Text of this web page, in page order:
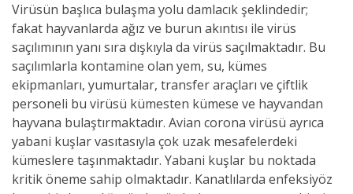
Virüsün başlıca bulaşma yolu damlacık şeklindedir;
fakat hayvanlarda ağız ve burun akıntısı ile virüs
saçılımının yanı sıra dışkıyla da virüs saçılmaktadır. Bu
saçılımlarla kontamine olan yem, su, kümes
ekipmanları, yumurtalar, transfer araçları ve çiftlik
personeli bu virüsü kümesten kümese ve hayvandan
hayvana bulaştırmaktadır. Avian corona virüsü ayrıca
yabani kuşlar vasıtasıyla çok uzak mesafelerdeki
kümeslere taşınmaktadır. Yabani kuşlar bu noktada
kritik öneme sahip olmaktadır. Kanatlılarda enfeksiyöz